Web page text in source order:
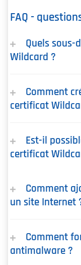
FAQ -
Quels sous-
Wildcard ?
Comment
certificat
Est-il
certificat
Comment
un site Internet
Comment
antimalware ?